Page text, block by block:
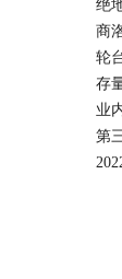
绝
商
轮
存
业